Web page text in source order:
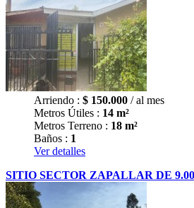
Arriendo : $ 150.000 / al mes
Metros Útiles : 14 m²
Metros Terreno : 18 m²
Baños : 1
Ver detalles
SITIO SECTOR ZAPALLAR DE